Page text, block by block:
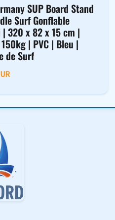
SUP Board Stand
Surf Gonflable
| 320 x 82 x 15 cm |
| PVC | Bleu |
de Surf